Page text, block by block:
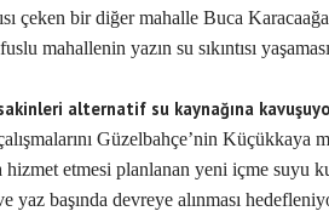
çeken bir diğer mahalle Buca
mahallenin yazın su sıkıntısı
alternatif su kaynağına
Güzelbahçe’nin Küçükkaya
etmesi planlanan yeni içme suyu
yaz başında devreye alınması